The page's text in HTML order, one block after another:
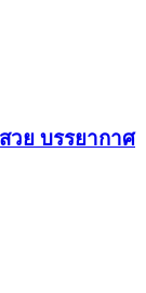
วย บรรยากาศ